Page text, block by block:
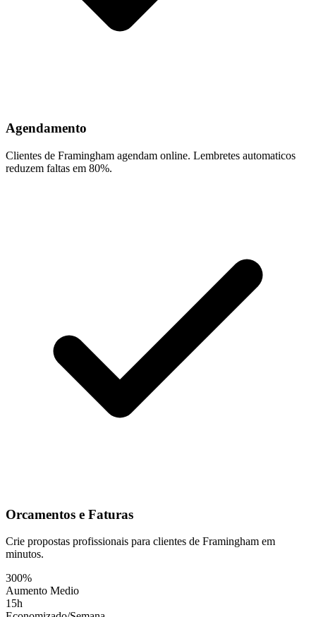
Agendamento
Clientes de Framingham agendam online. Lembretes automaticos
reduzem faltas em 80%.
Orcamentos e Faturas
Crie propostas profissionais para clientes de Framingham em
minutos.
300%
Aumento Medio
15h